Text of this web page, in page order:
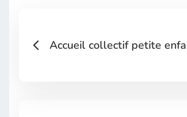
Accueil collectif petite